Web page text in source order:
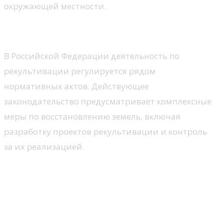
окружающей местности.
В Российской Федерации деятельность по
рекультивации регулируется рядом
нормативных актов. Действующее
законодательство предусматривает комплексные
меры по восстановлению земель, включая
разработку проектов рекультивации и контроль
за их реализацией.